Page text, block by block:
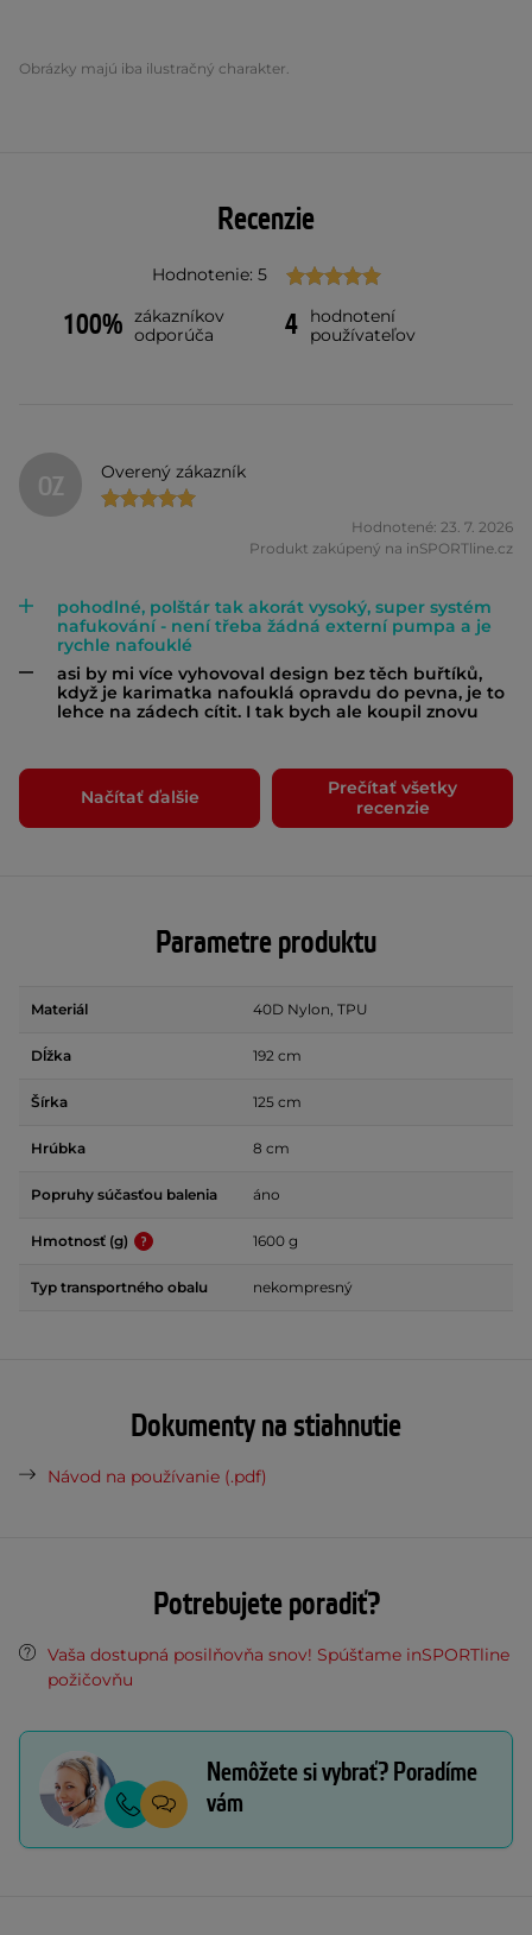
Obrázky majú iba ilustračný charakter.
Recenzie
Hodnotenie: 5
100% zákazníkov
odporúča
4
hodnotení
používateľov
OZ Overený zákazník
Hodnotené: 23. 7. 2026
Produkt zakúpený na inSPORTline.cz
pohodlné, polštár tak akorát vysoký, super systém
nafukování - není třeba žádná externí pumpa a je
rychle nafouklé
asi by mi více vyhovoval design bez těch buřtíků,
když je karimatka nafouklá opravdu do pevna, je to
lehce na zádech cítit. I tak bych ale koupil znovu
Načítať ďalšie
Prečítať všetky
recenzie
Parametre produktu
Materiál 40D Nylon, TPU
Dĺžka 192 cm
Šírka 125 cm
Hrúbka 8 cm
Popruhy súčasťou balenia áno
Hmotnosť (g) 1600 g
Typ transportného obalu nekompresný
Dokumenty na stiahnutie
Návod na používanie (.pdf)
Potrebujete poradiť?
Vaša dostupná posilňovňa snov! Spúšťame inSPORTline
požičovňu
Nemôžete si vybrať? Poradíme
vám